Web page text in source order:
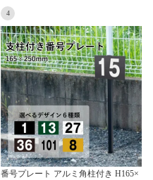
4
番号プレート アルミ角柱付き H165×